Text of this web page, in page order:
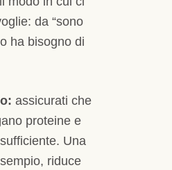
da “sono
ha bisogno di
assicurati che
proteine e
Una
riduce